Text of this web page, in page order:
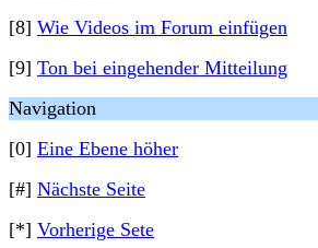
[8] Wie Videos im Forum einfügen
[9] Ton bei eingehender Mitteilung
Navigation
[0] Eine Ebene höher
[#] Nächste Seite
[*] Vorherige Sete